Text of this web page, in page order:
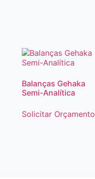
Balanças Gehaka
Semi-Analítica
Solicitar Orçamento